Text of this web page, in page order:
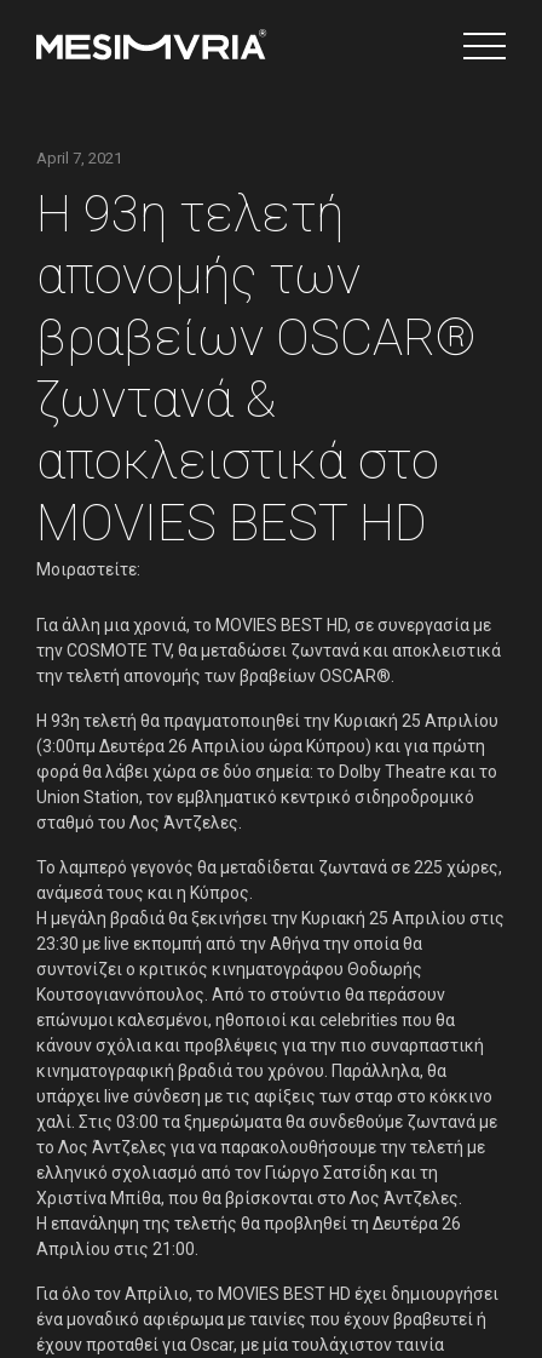
Channels
Εταιρεία
Πελάτες
What’s Up
Νέα
Επικοινωνία
April 7, 2021
Η 93η τελετή
απονομής των
βραβείων OSCAR®
ζωντανά &
αποκλειστικά στο
MOVIES BEST HD
Μοιραστείτε:
Για άλλη μια χρονιά, το MOVIES BEST HD, σε συνεργασία με
την COSMOTE TV, θα μεταδώσει ζωντανά και αποκλειστικά
την τελετή απονομής των βραβείων OSCAR®.
Η 93η τελετή θα πραγματοποιηθεί την Κυριακή 25 Απριλίου
(3:00πμ Δευτέρα 26 Απριλίου ώρα Κύπρου) και για πρώτη
φορά θα λάβει χώρα σε δύο σημεία: το Dolby Theatre και το
Union Station, τον εμβληματικό κεντρικό σιδηροδρομικό
σταθμό του Λος Άντζελες.
Το λαμπερό γεγονός θα μεταδίδεται ζωντανά σε 225 χώρες,
ανάμεσά τους και η Κύπρος.
Η μεγάλη βραδιά θα ξεκινήσει την Κυριακή 25 Απριλίου στις
23:30 με live εκπομπή από την Αθήνα την οποία θα
συντονίζει ο κριτικός κινηματογράφου Θοδωρής
Κουτσογιαννόπουλος. Από το στούντιο θα περάσουν
επώνυμοι καλεσμένοι, ηθοποιοί και celebrities που θα
κάνουν σχόλια και προβλέψεις για την πιο συναρπαστική
κινηματογραφική βραδιά του χρόνου. Παράλληλα, θα
υπάρχει live σύνδεση με τις αφίξεις των σταρ στο κόκκινο
χαλί. Στις 03:00 τα ξημερώματα θα συνδεθούμε ζωντανά με
το Λος Άντζελες για να παρακολουθήσουμε την τελετή με
ελληνικό σχολιασμό από τον Γιώργο Σατσίδη και τη
Χριστίνα Μπίθα, που θα βρίσκονται στο Λος Άντζελες.
Η επανάληψη της τελετής θα προβληθεί τη Δευτέρα 26
Απριλίου στις 21:00.
Για όλο τον Απρίλιο, το MOVIES BEST HD έχει δημιουργήσει
ένα μοναδικό αφιέρωμα με ταινίες που έχουν βραβευτεί ή
έχουν προταθεί για Oscar, με μία τουλάχιστον ταινία